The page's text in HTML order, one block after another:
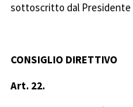
sottoscritto dal Presidente
CONSIGLIO DIRETTIVO
Art. 22.